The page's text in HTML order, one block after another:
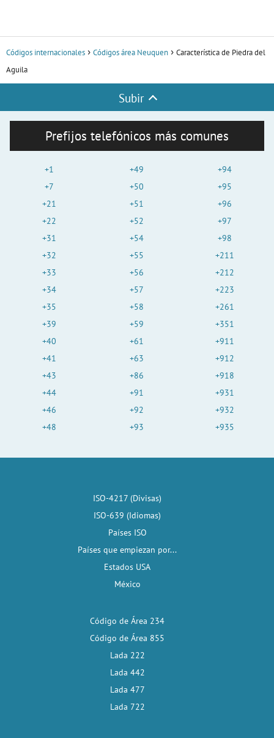
Códigos internacionales Códigos área Neuquen
Característica de Piedra del
Aguila
Subir
Prefijos telefónicos más comunes
+1
+7
+21
+22
+31
+32
+33
+34
+35
+39
+40
+41
+43
+44
+46
+48
+49
+50
+51
+52
+54
+55
+56
+57
+58
+59
+61
+63
+86
+91
+92
+93
+94
+95
+96
+97
+98
+211
+212
+223
+261
+351
+911
+912
+918
+931
+932
+935
ISO-4217 (Divisas)
ISO-639 (Idiomas)
Países ISO
Países que empiezan por...
Estados USA
México
Código de Área 234
Código de Área 855
Lada 222
Lada 442
Lada 477
Lada 722